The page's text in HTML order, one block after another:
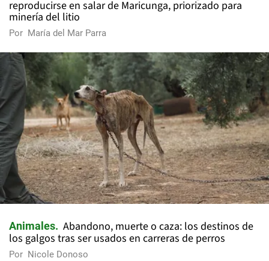
reproducirse en salar de Maricunga, priorizado para
minería del litio
Por María del Mar Parra
Animales
Abandono, muerte o caza: los destinos de
los galgos tras ser usados en carreras de perros
Por Nicole Donoso